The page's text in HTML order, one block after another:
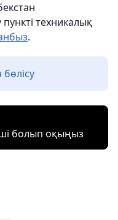
техникалық
.
болып оқыңыз